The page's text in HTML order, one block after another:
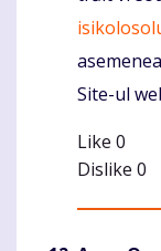
Site-ul
Like 0
Dislike 0